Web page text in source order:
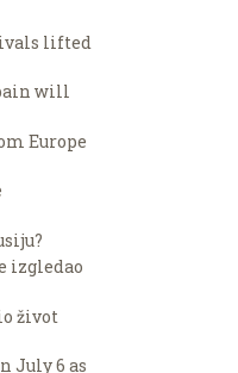
lifted
will
Europe
izgledao
život
July 6 as